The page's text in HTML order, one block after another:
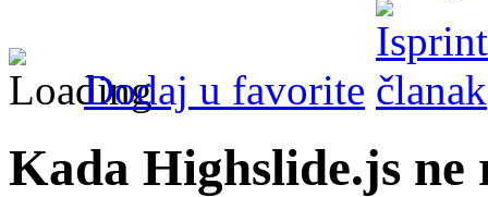
Dodaj u favorite
Kada Highslide.js